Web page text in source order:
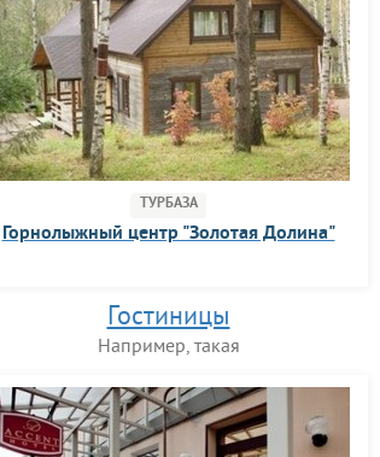
ТУРБАЗА
Горнолыжный центр "Золотая Долина"
Гостиницы
Например, такая